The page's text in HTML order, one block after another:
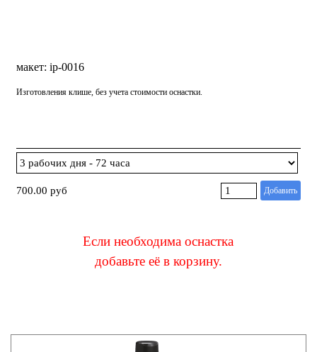
макет: ip-0016
Изготовления клише, без учета стоимости оснастки.
700.00 руб Добавить
Если необходима оснастка
добавьте её в корзину.